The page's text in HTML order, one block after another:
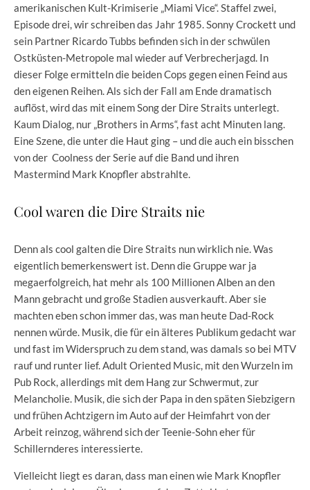
amerikanischen Kult-Krimiserie „Miami Vice“. Staffel zwei,
Episode drei, wir schreiben das Jahr 1985. Sonny Crockett und
sein Partner Ricardo Tubbs befinden sich in der schwülen
Ostküsten-Metropole mal wieder auf Verbrecherjagd. In
dieser Folge ermitteln die beiden Cops gegen einen Feind aus
den eigenen Reihen. Als sich der Fall am Ende dramatisch
auflöst, wird das mit einem Song der Dire Straits unterlegt.
Kaum Dialog, nur „Brothers in Arms“, fast acht Minuten lang.
Eine Szene, die unter die Haut ging – und die auch ein bisschen
von der Coolness der Serie auf die Band und ihren
Mastermind Mark Knopfler abstrahlte.
Cool waren die Dire Straits nie
Denn als cool galten die Dire Straits nun wirklich nie. Was
eigentlich bemerkenswert ist. Denn die Gruppe war ja
megaerfolgreich, hat mehr als 100 Millionen Alben an den
Mann gebracht und große Stadien ausverkauft. Aber sie
machten eben schon immer das, was man heute Dad-Rock
nennen würde. Musik, die für ein älteres Publikum gedacht war
und fast im Widerspruch zu dem stand, was damals so bei MTV
rauf und runter lief. Adult Oriented Music, mit den Wurzeln im
Pub Rock, allerdings mit dem Hang zur Schwermut, zur
Melancholie. Musik, die sich der Papa in den späten Siebzigern
und frühen Achtzigern im Auto auf der Heimfahrt von der
Arbeit reinzog, während sich der Teenie-Sohn eher für
Schillernderes interessierte.
Vielleicht liegt es daran, dass man einen wie Mark Knopfler